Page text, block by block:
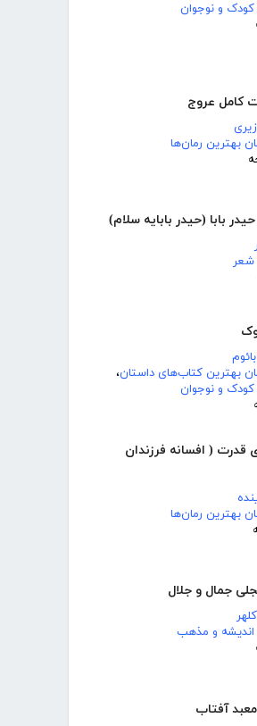
و نوجوان
کامل عروج
بهترین رمان‌ها
بابا (حیدر بابایه سلام)
شعر
بهترین کتاب‌های داستان،
و نوجوان
قدرت ( افسانه فرزندان
بهترین رمان‌ها
جمال و جلال
و مذهب
معبد آفتاب